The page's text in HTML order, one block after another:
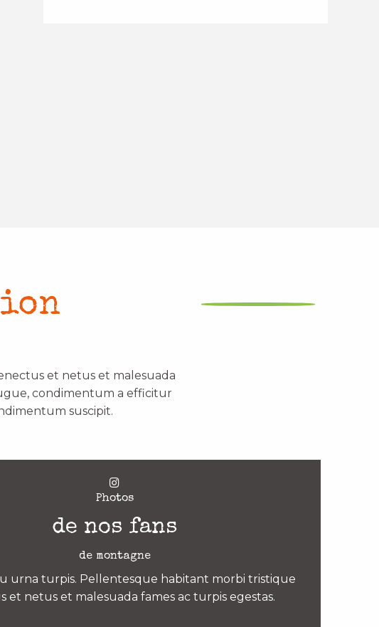
et netus et malesuada
condimentum a efficitur
suscipit.
Photos
de nos fans
de montagne
urna turpis. Pellentesque habitant morbi tristique
et netus et malesuada fames ac turpis egestas.